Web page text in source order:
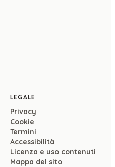
LEGALE
Privacy
Cookie
Termini
Accessibilità
Licenza e uso contenuti
Mappa del sito